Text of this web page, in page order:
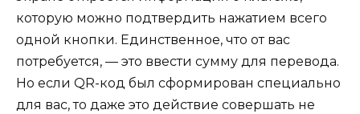
которую можно подтвердить нажатием всего
одной кнопки. Единственное, что от вас
потребуется, — это ввести сумму для перевода.
Но если QR-код был сформирован специально
для вас, то даже это действие совершать не